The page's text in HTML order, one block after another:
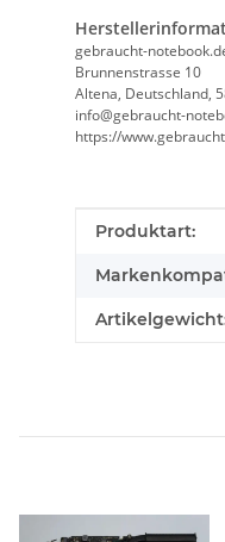
gebraucht-
Brunnenstrasse 10
Altena, Deutschland,
info@gebraucht-
https://
Wert
Produktart: